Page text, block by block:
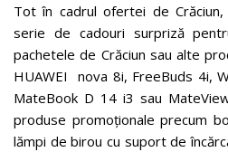
Tot în cadrul ofertei de
serie de cadouri surpriză
pachetele de Crăciun sau alte
HUAWEI nova 8i, FreeBuds 4i,
MateBook D 14 i3 sau
produse promoționale precum
lămpi de birou cu suport de